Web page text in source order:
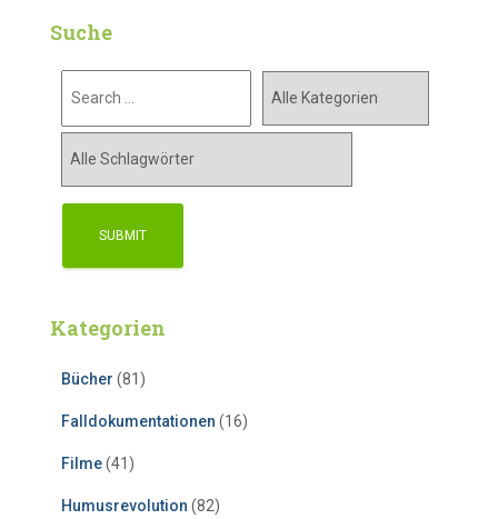
Suche
Kategorien
Bücher (81)
Falldokumentationen (16)
Filme(41)
Humusrevolution (82)